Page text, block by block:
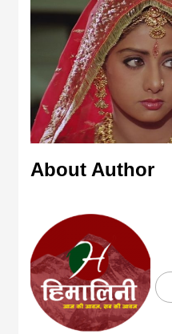
About Author